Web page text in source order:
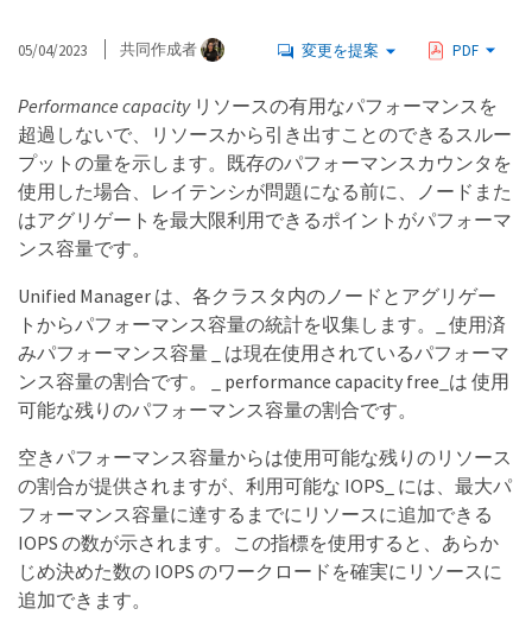
05/04/2023 共同作成者 変更を提案 PDF
Performance capacityリソースの有用なパフォーマンスを
超過しないで、リソースから引き出すことのできるスルー
プットの量を示します。既存のパフォーマンスカウンタを
使用した場合、レイテンシが問題になる前に、ノードまた
はアグリゲートを最大限利用できるポイントがパフォーマ
ンス容量です。
Unified Manager は、各クラスタ内のノードとアグリゲー
トからパフォーマンス容量の統計を収集します。_ 使用済
みパフォーマンス容量 _ は現在使用されているパフォーマ
ンス容量の割合です。 _ performance capacity free_は 使用
可能な残りのパフォーマンス容量の割合です。
空きパフォーマンス容量からは使用可能な残りのリソース
の割合が提供されますが、利用可能な IOPS_ には、最大パ
フォーマンス容量に達するまでにリソースに追加できる
IOPS の数が示されます。この指標を使用すると、あらか
じめ決めた数の IOPS のワークロードを確実にリソースに
追加できます。